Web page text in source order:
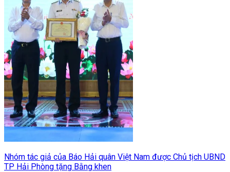
Nhóm tác giả của Báo Hải quân Việt Nam được Chủ tịch UBND
TP Hải Phòng tặng Bằng khen